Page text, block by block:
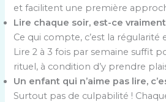
et facilitent une première
Lire chaque soir, est-ce
Ce qui compte, c’est la régularité
Lire 2 à 3 fois par semaine suffit
rituel, à condition d’y prendre
Un enfant qui n’aime pas lire,
Surtout pas de culpabilité !